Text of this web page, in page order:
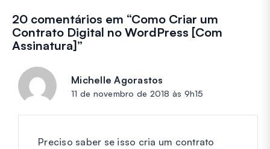
20 comentários em “Como Criar um
Contrato Digital no WordPress [Com
Assinatura]”
Michelle Agorastos
11 de novembro de 2018 às 9h15
Preciso saber se isso cria um contrato